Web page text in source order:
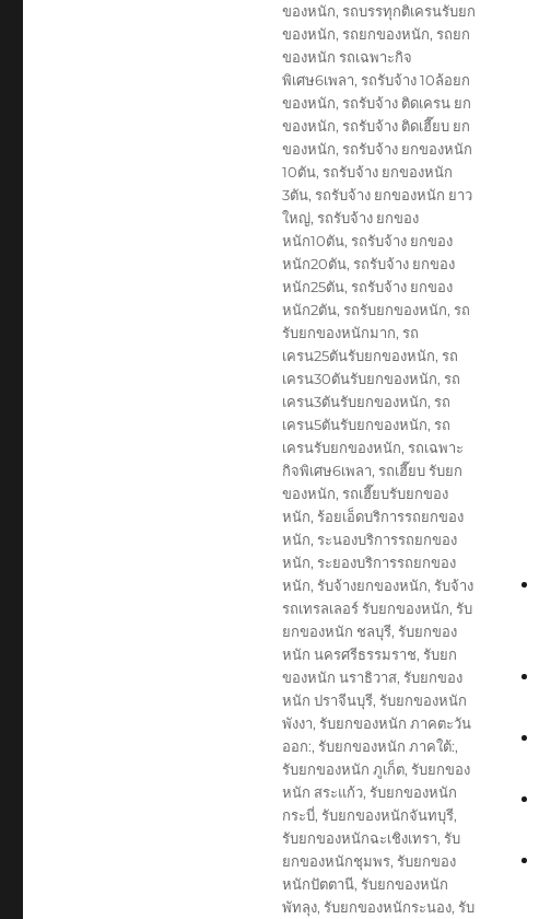
ของหนัก, รถบรรทุกติเครนรับยก
ของหนัก, รถยกของหนัก, รถยก
ของหนัก รถเฉพาะกิจ
พิเศษ6เพลา, รถรับจ้าง 10ล้อยก
ของหนัก, รถรับจ้าง ติดเครน ยก
ของหนัก, รถรับจ้าง ติดเฮี๊ยบ ยก
ของหนัก, รถรับจ้าง ยกของหนัก
10ตัน, รถรับจ้าง ยกของหนัก
3ตัน, รถรับจ้าง ยกของหนัก ยาว
ใหญ่, รถรับจ้าง ยกของ
หนัก10ตัน, รถรับจ้าง ยกของ
หนัก20ตัน, รถรับจ้าง ยกของ
หนัก25ตัน, รถรับจ้าง ยกของ
หนัก2ตัน, รถรับยกของหนัก, รถ
รับยกของหนักมาก, รถ
เครน25ตันรับยกของหนัก, รถ
เครน30ตันรับยกของหนัก, รถ
เครน3ตันรับยกของหนัก, รถ
เครน5ตันรับยกของหนัก, รถ
เครนรับยกของหนัก, รถเฉพาะ
กิจพิเศษ6เพลา, รถเฮี๊ยบ รับยก
ของหนัก, รถเฮี๊ยบรับยกของ
หนัก, ร้อยเอ็ดบริการรถยกของ
หนัก, ระนองบริการรถยกของ
หนัก, ระยองบริการรถยกของ
หนัก, รับจ้างยกของหนัก, รับจ้าง
รถเทรลเลอร์ รับยกของหนัก, รับ
ยกของหนัก ชลบุรี, รับยกของ
หนัก นครศรีธรรมราช, รับยก
ของหนัก นราธิวาส, รับยกของ
หนัก ปราจีนบุรี, รับยกของหนัก
พังงา, รับยกของหนัก ภาคตะวัน
ออก:, รับยกของหนัก ภาคใต้:,
รับยกของหนัก ภูเก็ต, รับยกของ
หนัก สระแก้ว, รับยกของหนัก
กระบี่, รับยกของหนักจันทบุรี,
รับยกของหนักฉะเชิงเทรา, รับ
ยกของหนักชุมพร, รับยกของ
หนักปัตตานี, รับยกของหนัก
พัทลุง, รับยกของหนักระนอง, รับ